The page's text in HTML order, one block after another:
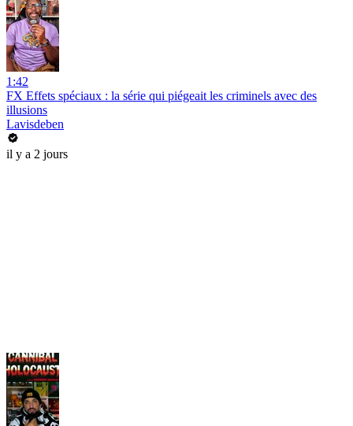
1:42
FX Effets spéciaux : la série qui piégeait les criminels avec des
illusions
Lavisdeben
il y a 2 jours